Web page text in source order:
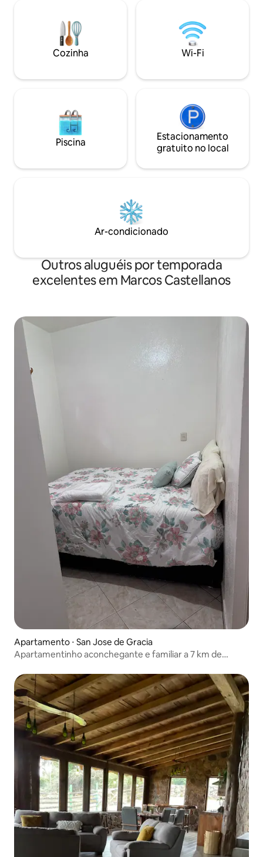
Cozinha Wi-Fi
Piscina
Estacionamento
gratuito no local
Ar-condicionado
Outros aluguéis por temporada
excelentes em Marcos Castellanos
Apartamento ⋅ San Jose de Gracia
Apartamentinho aconchegante e familiar a 7 km de